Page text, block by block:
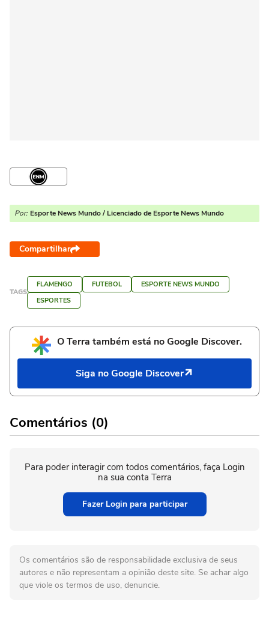
Por: Esporte News Mundo / Licenciado de Esporte News Mundo
Compartilhar
TAGS
FLAMENGO FUTEBOL
ESPORTE NEWS MUNDO
ESPORTES
O Terra também está no Google Discover.
Siga no Google Discover
Comentários (0)
Para poder interagir com todos comentários, faça Login
na sua conta Terra
Fazer Login para participar
Os comentários são de responsabilidade exclusiva de seus
autores e não representam a opinião deste site. Se achar algo
que viole os termos de uso, denuncie.